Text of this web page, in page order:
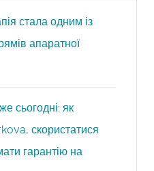
стала одним із
апаратної
сьогодні: як
скористатися
гарантію на